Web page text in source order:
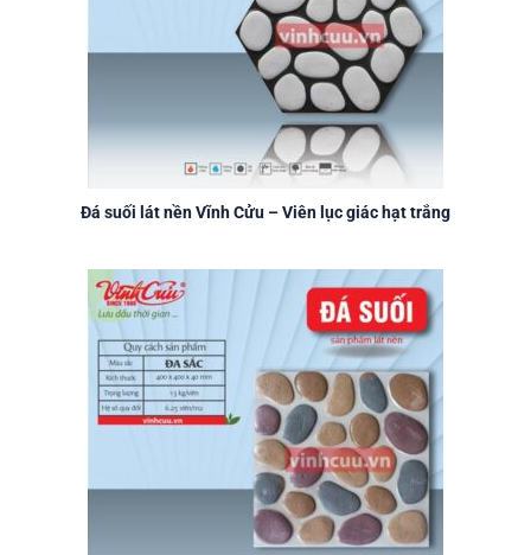
Đá suối lát nền Vĩnh Cửu – Viên lục giác hạt trắng